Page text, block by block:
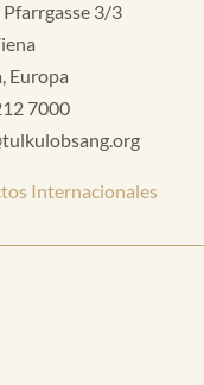
Pfarrgasse 3/3
Europa
7000
Internacionales